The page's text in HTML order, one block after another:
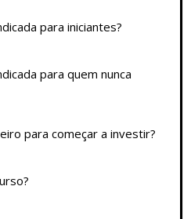
para iniciantes?
para quem nunca
para começar a investir?